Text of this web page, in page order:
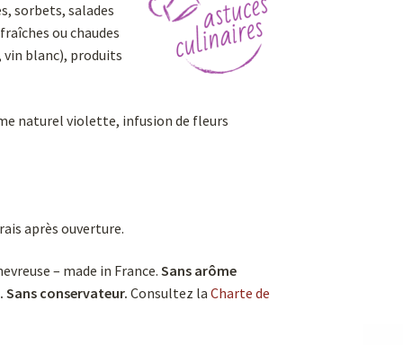
sorbets, salades
ou chaudes
blanc), produits
naturel violette, infusion de fleurs
après ouverture.
– made in France. Sans arôme
conservateur. Consultez la Charte de